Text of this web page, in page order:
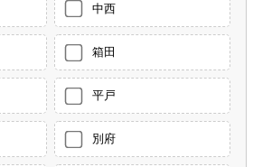
中西
箱田
平戸
別府